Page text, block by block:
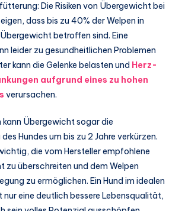
Die Risiken von Übergewicht bei
dass bis zu 40% der Welpen in
betroffen sind. Eine
leider zu gesundheitlichen Problemen
kann die Gelenke belasten und Herz-
aufgrund eines zu hohen
verursachen.
kann Übergewicht sogar die
Hundes um bis zu 2 Jahre verkürzen.
die vom Hersteller empfohlene
zu überschreiten und dem Welpen
zu ermöglichen. Ein Hund im idealen
eine deutlich bessere Lebensqualität,